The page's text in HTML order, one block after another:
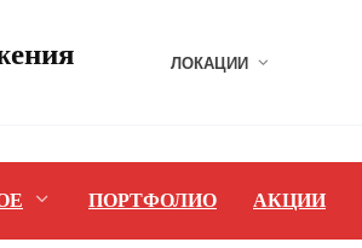
ЛОКАЦИИ
ПОРТФОЛИО АКЦИИ